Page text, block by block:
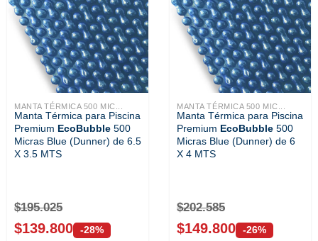
MANTA TÉRMICA 500 MIC...
Manta Térmica para Piscina
Premium EcoBubble 500
Micras Blue (Dunner) de 6.5
X 3.5 MTS
$195.025
$139.800 -28%
MANTA TÉRMICA 500 MIC...
Manta Térmica para Piscina
Premium EcoBubble 500
Micras Blue (Dunner) de 6
X 4 MTS
$202.585
$149.800 -26%